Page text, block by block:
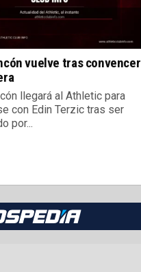
vuelve tras convencer
llegará al Athletic para
con Edin Terzic tras ser
por...